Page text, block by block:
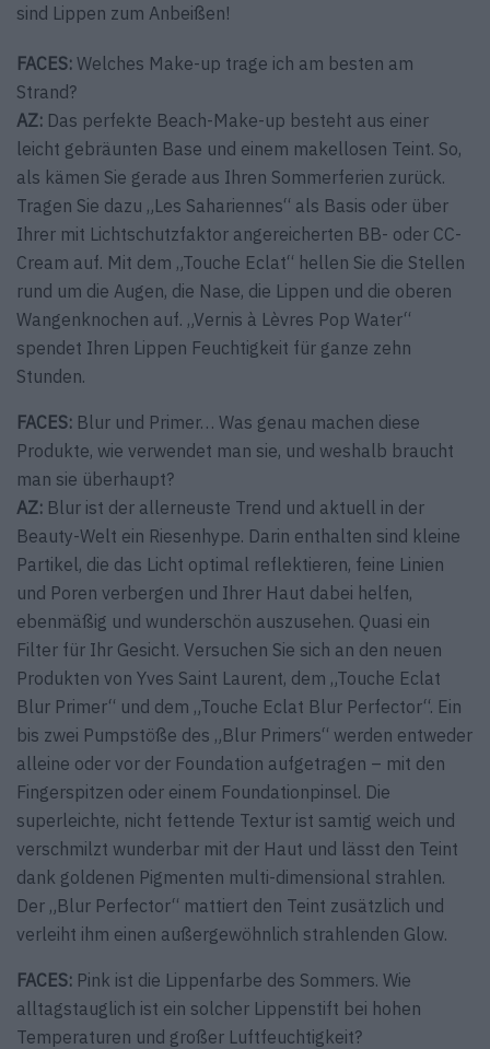
sind Lippen zum Anbeißen!
FACES: Welches Make-up trage ich am besten am
Strand?
AZ: Das perfekte Beach-Make-up besteht aus einer
leicht gebräunten Base und einem makellosen Teint. So,
als kämen Sie gerade aus Ihren Sommerferien zurück.
Tragen Sie dazu „Les Sahariennes“ als Basis oder über
Ihrer mit Lichtschutzfaktor angereicherten BB- oder CC-
Cream auf. Mit dem „Touche Eclat“ hellen Sie die Stellen
rund um die Augen, die Nase, die Lippen und die oberen
Wangenknochen auf. „Vernis à Lèvres Pop Water“
spendet Ihren Lippen Feuchtigkeit für ganze zehn
Stunden.
FACES: Blur und Primer… Was genau machen diese
Produkte, wie verwendet man sie, und weshalb braucht
man sie überhaupt?
AZ: Blur ist der allerneuste Trend und aktuell in der
Beauty-Welt ein Riesenhype. Darin enthalten sind kleine
Partikel, die das Licht optimal reflektieren, feine Linien
und Poren verbergen und Ihrer Haut dabei helfen,
ebenmäßig und wunderschön auszusehen. Quasi ein
Filter für Ihr Gesicht. Versuchen Sie sich an den neuen
Produkten von Yves Saint Laurent, dem „Touche Eclat
Blur Primer“ und dem „Touche Eclat Blur Perfector“. Ein
bis zwei Pump­stöße des „Blur Primers“ werden entweder
alleine oder vor der Foundation aufgetragen – mit den
Fingerspitzen oder einem Foundationpinsel. Die
superleichte, nicht fettende Textur ist samtig weich und
verschmilzt wunderbar mit der Haut und lässt den Teint
dank goldenen Pigmenten multi-dimensional strahlen.
Der „Blur Perfector“ mattiert den Teint zusätzlich und
verleiht ihm einen außergewöhnlich strahlenden Glow.
FACES: Pink ist die Lippenfarbe des Sommers. Wie
alltagstauglich ist ein solcher Lippenstift bei hohen
Temperaturen und großer Luftfeuchtigkeit?